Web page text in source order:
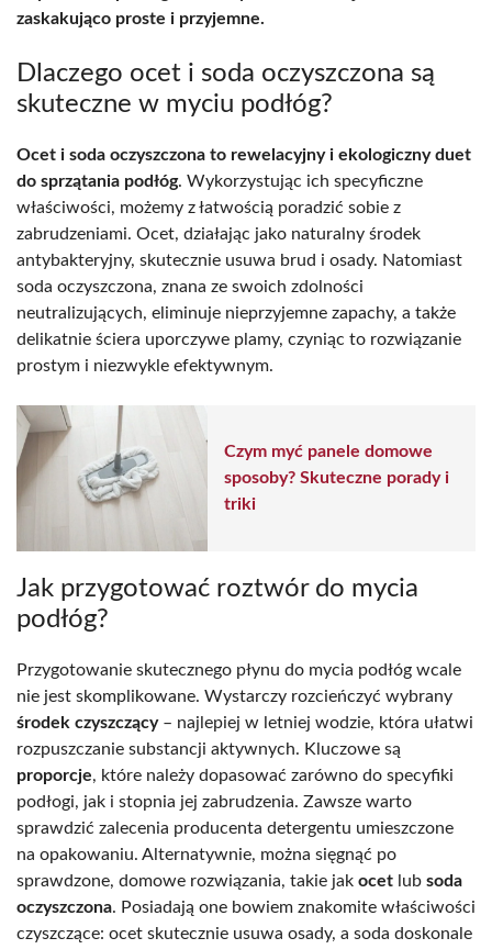
zaskakująco proste i przyjemne.
Dlaczego ocet i soda oczyszczona są
skuteczne w myciu podłóg?
Ocet i soda oczyszczona to rewelacyjny i ekologiczny duet
do sprzątania podłóg. Wykorzystując ich specyficzne
właściwości, możemy z łatwością poradzić sobie z
zabrudzeniami. Ocet, działając jako naturalny środek
antybakteryjny, skutecznie usuwa brud i osady. Natomiast
soda oczyszczona, znana ze swoich zdolności
neutralizujących, eliminuje nieprzyjemne zapachy, a także
delikatnie ściera uporczywe plamy, czyniąc to rozwiązanie
prostym i niezwykle efektywnym.
Czym myć panele domowe
sposoby? Skuteczne porady i
triki
Jak przygotować roztwór do mycia
podłóg?
Przygotowanie skutecznego płynu do mycia podłóg wcale
nie jest skomplikowane. Wystarczy rozcieńczyć wybrany
środek czyszczący– najlepiej w letniej wodzie, która ułatwi
rozpuszczanie substancji aktywnych. Kluczowe są
proporcje, które należy dopasować zarówno do specyfiki
podłogi, jak i stopnia jej zabrudzenia. Zawsze warto
sprawdzić zalecenia producenta detergentu umieszczone
na opakowaniu. Alternatywnie, można sięgnąć po
sprawdzone, domowe rozwiązania, takie jak ocet lub soda
oczyszczona. Posiadają one bowiem znakomite właściwości
czyszczące: ocet skutecznie usuwa osady, a soda doskonale